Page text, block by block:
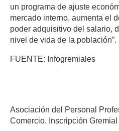
un programa de ajuste
mercado interno, aumenta el
poder adquisitivo del salario,
nivel de vida de la población”.
FUENTE: Infogremiales
Asociación del Personal
Comercio. Inscripción Gremial